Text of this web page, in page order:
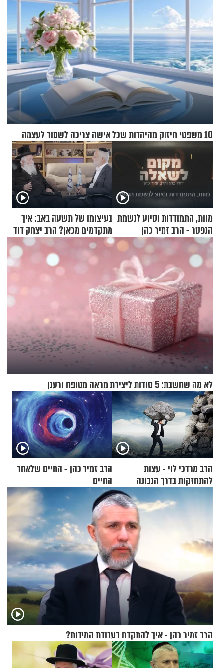
10 משפטי חיזוק מהיהדות שכל אישה צריכה לשמור לעצמה
מוות, התמודדות וסיוע לנשמת
הנפטר - הרב זמיר כהן
בעיצומו של תשעה באב: איך
מתקדמים מכאן? הרב יצחק דוד
גרוסמן בשיחה מיוחדת
לא מה שחשבת: 5 סודות ליצירת מראה מטופח ורענן
הרב מרדכי לוי - עצות
להתחזקות בדרך הנכונה
הרב זמיר כהן - החיים שלאחר
החיים
הרב זמיר כהן - איך להתקדם בעבודת המידות?